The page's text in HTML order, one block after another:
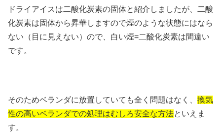
ドライアイスは二酸化炭素の固体と紹介しましたが、二酸
化炭素は固体から昇華しますので煙のような状態にはなら
ない（目に見えない）ので、白い煙=二酸化炭素は間違い
です。
そのためベランダに放置していても全く問題はなく、 換気
性の高いベランダでの処理はむしろ安全な方法といえま
す。